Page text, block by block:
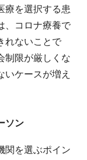
療を選択する患
、コロナ療養で
れないことで
制限が厳しくな
いケースが増え
ソン
関を選ぶポイン